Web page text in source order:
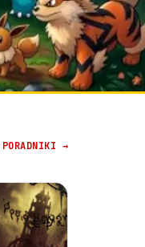
PORADNIKI →